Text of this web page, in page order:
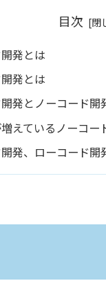
目次
発とは
発とは
発とノーコード開
えているノーコー
発、ローコード開